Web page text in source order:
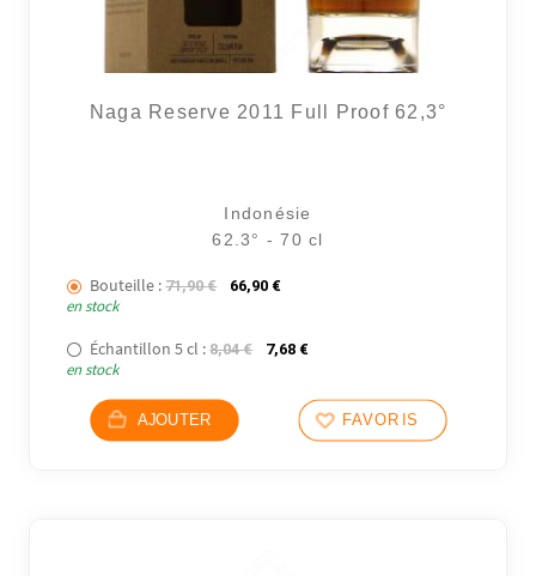
Naga Reserve 2011 Full Proof 62,3°
Indonésie
62.3° - 70 cl
Bouteille : 71,90€ Le prix initial était : 71,90 €.
66,90 €Le prix actuel est : 66,90 €.
en stock
Échantillon 5 cl : 8,04€ Le prix initial était : 8,04 €.
7,68 €Le prix actuel est : 7,68 €.
en stock
AJOUTER FAVORIS